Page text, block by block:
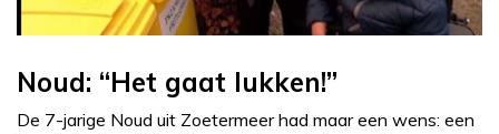
Noud: “Het gaat lukken!”
De 7-jarige Noud uit Zoetermeer had maar een wens: een